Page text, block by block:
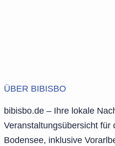
ÜBER BIBISBO
bibisbo.de – Ihre lokale
Veranstaltungsübersicht für
Bodensee, inklusive